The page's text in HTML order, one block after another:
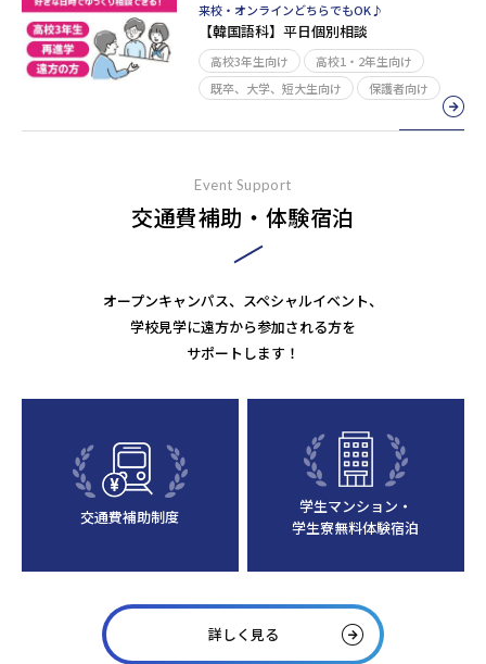
来校・オンラインどちらでもOK♪
【韓国語科】平日個別相談
高校3年生向け
高校1・2年生向け
既卒、大学、短大生向け
保護者向け
Event Support
交通費補助・体験宿泊
オープンキャンパス、スペシャルイベント、
学校見学に遠方から参加される方を
サポートします！
交通費補助制度
学生マンション・
学生寮無料体験宿泊
詳しく見る